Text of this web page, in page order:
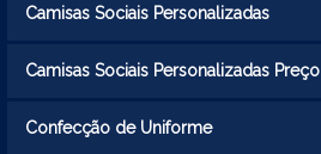
Camisas Sociais Personalizadas
Camisas Sociais Personalizadas Preço
Confecção de Uniforme